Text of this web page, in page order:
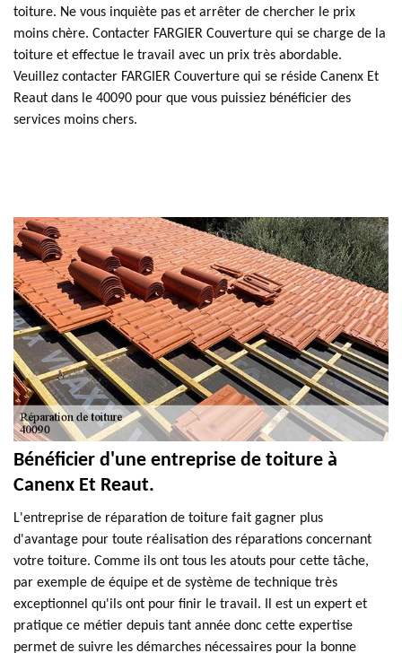
toiture. Ne vous inquiète pas et arrêter de chercher le prix
moins chère. Contacter FARGIER Couverture qui se charge de la
toiture et effectue le travail avec un prix très abordable.
Veuillez contacter FARGIER Couverture qui se réside Canenx Et
Reaut dans le 40090 pour que vous puissiez bénéficier des
services moins chers.
Bénéficier d'une entreprise de toiture à
Canenx Et Reaut.
L'entreprise de réparation de toiture fait gagner plus
d'avantage pour toute réalisation des réparations concernant
votre toiture. Comme ils ont tous les atouts pour cette tâche,
par exemple de équipe et de système de technique très
exceptionnel qu'ils ont pour finir le travail. Il est un expert et
pratique ce métier depuis tant année donc cette expertise
permet de suivre les démarches nécessaires pour la bonne